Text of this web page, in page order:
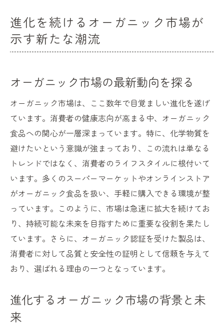
進化を続けるオーガニック市場が
示す新たな潮流
オーガニック市場の最新動向を探る
オーガニック市場は、ここ数年で目覚ましい進化を遂げ
ています。消費者の健康志向が高まる中、オーガニック
食品への関心が一層深まっています。特に、化学物質を
避けたいという意識が強まっており、この流れは単なる
トレンドではなく、消費者のライフスタイルに根付いて
います。多くのスーパーマーケットやオンラインストア
がオーガニック食品を扱い、手軽に購入できる環境が整
っています。このように、市場は急速に拡大を続けてお
り、持続可能な未来を目指すために重要な役割を果たし
ています。さらに、オーガニック認証を受けた製品は、
消費者に対して品質と安全性の証明として信頼を与えて
おり、選ばれる理由の一つとなっています。
進化するオーガニック市場の背景と未
来